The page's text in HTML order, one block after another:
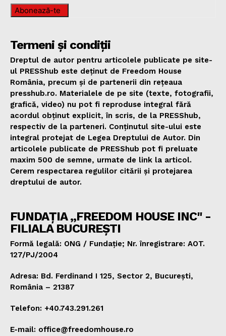
Abonează-te
Termeni și condiții
Dreptul de autor pentru articolele publicate pe site-
ul PRESShub este deținut de Freedom House
România, precum și de partenerii din rețeaua
presshub.ro. Materialele de pe site (texte, fotografii,
grafică, video) nu pot fi reproduse integral fără
acordul obținut explicit, în scris, de la PRESShub,
respectiv de la parteneri. Conținutul site-ului este
integral protejat de Legea Dreptului de Autor. Din
articolele publicate de PRESShub pot fi preluate
maxim 500 de semne, urmate de link la articol.
Cerem respectarea regulilor citării și protejarea
dreptului de autor.
FUNDAȚIA „FREEDOM HOUSE INC" -
FILIALA BUCUREȘTI
Formă legală: ONG / Fundație; Nr. înregistrare: AOT.
127/PJ/2004
Adresa: Bd. Ferdinand I 125, Sector 2, București,
România – 21387
Telefon: +40.743.291.261
E-mail: office@freedomhouse.ro